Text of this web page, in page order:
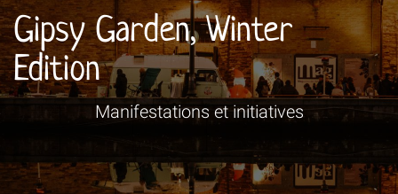
Pinarella,
Tagliata
Gipsy Garden, Winter
Edition
Manifestations et initiatives